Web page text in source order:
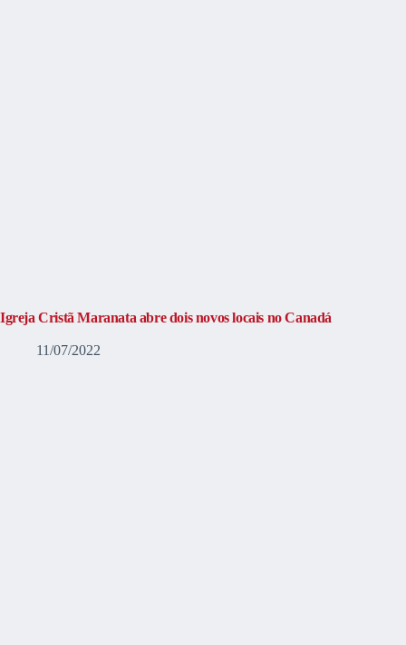
Igreja Cristã Maranata abre dois novos locais no Canadá
11/07/2022